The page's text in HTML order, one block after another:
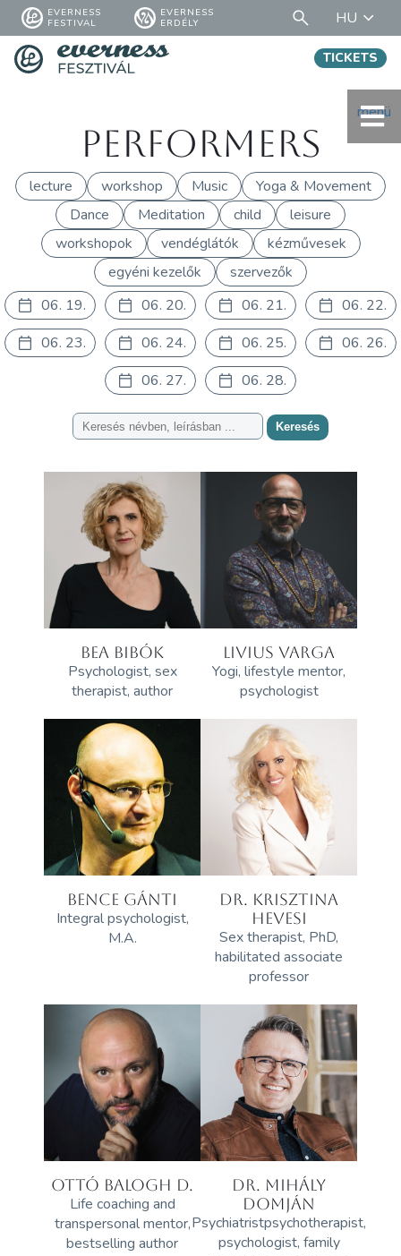
EVERNESS
FESTIVAL
EVERNESS
ERDÉLY
HU
menü
TICKETS
Performers
lecture workshop Music
Yoga & Movement
Dance
Meditation child
leisure
workshopok
vendéglátók
kézművesek
egyéni kezelők
szervezők
06. 19.
06. 20. 06. 21.
06. 22.
06. 23.
06. 24. 06. 25.
06. 26.
06. 27.
06. 28.
Keresés
BEA BIBÓK
Psychologist, sex
therapist, author
LIVIUS VARGA
Yogi, lifestyle mentor,
psychologist
BENCE GÁNTI
Integral psychologist,
M.A.
DR. KRISZTINA
HEVESI
Sex therapist, PhD,
habilitated associate
professor
OTTÓ BALOGH D.
Life coaching and
transpersonal mentor,
bestselling author
DR. MIHÁLY
DOMJÁN
Psychiatristpsychotherapist,
psychologist, family